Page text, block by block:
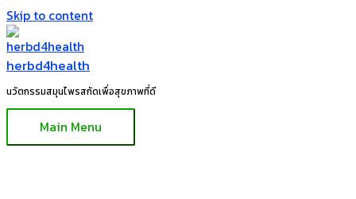
Skip to content
herbd4health
นวัตกรรมสมุนไพรสกัดเพื่อสุขภาพที่ดี
Main Menu